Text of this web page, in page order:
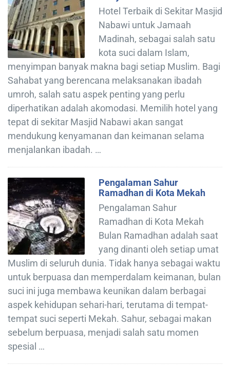
Hotel Terbaik di Sekitar Masjid
Nabawi untuk Jamaah
Madinah, sebagai salah satu
kota suci dalam Islam,
menyimpan banyak makna bagi setiap Muslim. Bagi
Sahabat yang berencana melaksanakan ibadah
umroh, salah satu aspek penting yang perlu
diperhatikan adalah akomodasi. Memilih hotel yang
tepat di sekitar Masjid Nabawi akan sangat
mendukung kenyamanan dan keimanan selama
menjalankan ibadah. …
Pengalaman Sahur
Ramadhan di Kota Mekah
Pengalaman Sahur
Ramadhan di Kota Mekah
Bulan Ramadhan adalah saat
yang dinanti oleh setiap umat
Muslim di seluruh dunia. Tidak hanya sebagai waktu
untuk berpuasa dan memperdalam keimanan, bulan
suci ini juga membawa keunikan dalam berbagai
aspek kehidupan sehari-hari, terutama di tempat-
tempat suci seperti Mekah. Sahur, sebagai makan
sebelum berpuasa, menjadi salah satu momen
spesial …